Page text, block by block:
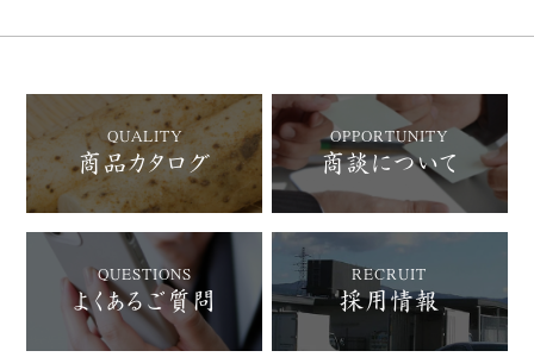
QUALITY
商品カタログ
OPPORTUNITY
商談について
QUESTIONS
よくあるご質問
RECRUIT
採用情報